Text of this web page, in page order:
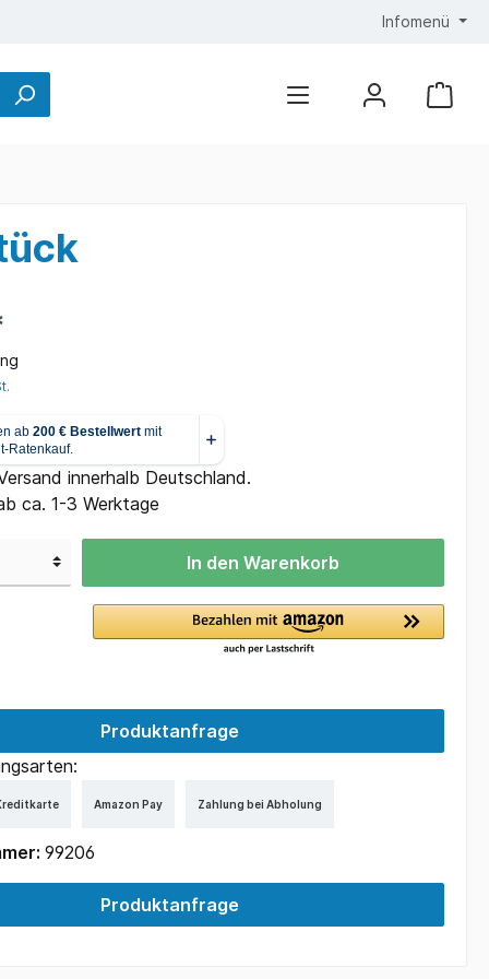
Infomenü
innerhalb Deutschland.
ca. 1-3 Werktage
In den Warenkorb
Produktanfrage
Amazon Pay Zahlung bei Abholung
99206
Produktanfrage